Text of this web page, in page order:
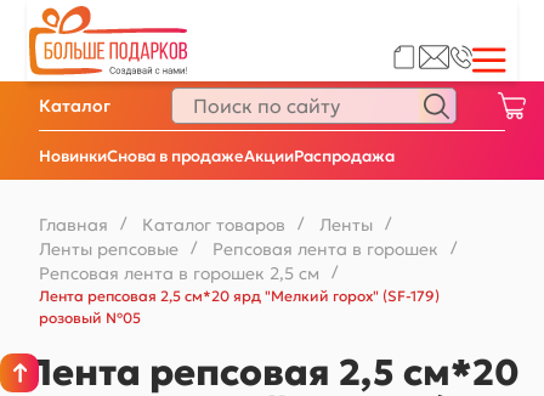
НовинкиСнова в продажеАкцииРаспродажа
Каталог
Главная / Каталог товаров / Ленты /
Ленты репсовые / Репсовая лента в горошек /
Репсовая лента в горошек 2,5 см
/
Лента репсовая 2,5 см*20 ярд "Мелкий горох" (SF-179)
розовый №05
Лента репсовая 2,5 см*20